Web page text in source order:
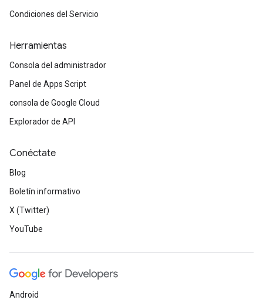
Condiciones del Servicio
Herramientas
Consola del administrador
Panel de Apps Script
consola de Google Cloud
Explorador de API
Conéctate
Blog
Boletín informativo
X (Twitter)
YouTube
Android